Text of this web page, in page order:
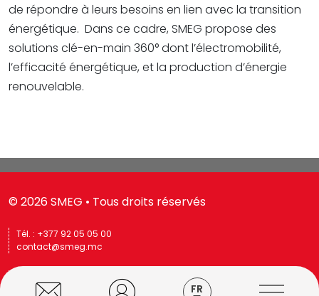
FR
de répondre à leurs besoins en lien avec la transition
énergétique. Dans ce cadre, SMEG propose des
solutions clé-en-main 360° dont l’électromobilité,
l’efficacité énergétique, et la production d’énergie
renouvelable.
© 2026 SMEG • Tous droits réservés
Tél. : +377 92 05 05 00
contact@smeg.mc
10, avenue de Fontvieille
98000 MONACO